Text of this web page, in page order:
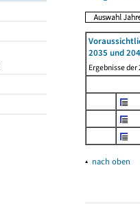
2035 und
Ergebnisse
▴ nach oben